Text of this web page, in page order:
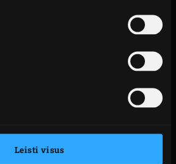
Leisti visus
dėmesį pirmą kartą naudojant
juos paruošti naudojimui? Šiame